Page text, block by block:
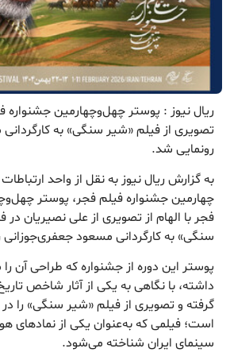
ریال نیوز : پوستر چهل‌وچهارمین جشنواره
تصویری از فیلم «شیر سنگی» به
رونمایی شد.
به گزارش ریال نیوز به نقل از واحد
چهارمین جشنواره فیلم فجر، پوستر
فجر با الهام از تصویری از علی نصیریان در
سنگی» به کارگردانی مسعود
پوستر این دوره از جشنواره که طراحی آن
داشته، با نگاهی به یکی از آثار شاخص
گرفته و تصویری از فیلم «شیر سنگی» را در
است؛ فیلمی که به‌عنوان یکی از نمادهای
سینمای ایران شناخته می‌شود.